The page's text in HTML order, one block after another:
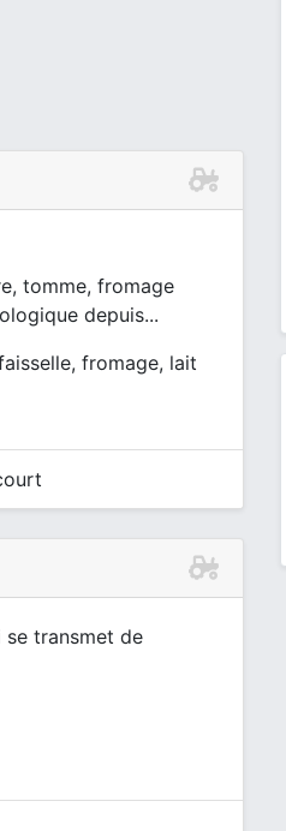
tomme, fromage
depuis...
fromage, lait
se transmet de